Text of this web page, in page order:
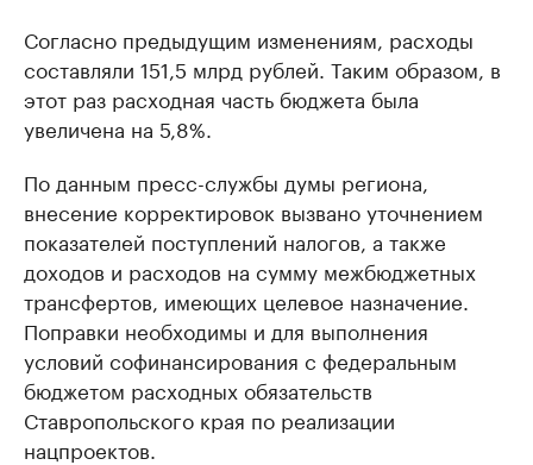
Согласно предыдущим изменениям, расходы
составляли 151,5 млрд рублей. Таким образом, в
этот раз расходная часть бюджета была
увеличена на 5,8%.
По данным пресс-службы думы региона,
внесение корректировок вызвано уточнением
показателей поступлений налогов, а также
доходов и расходов на сумму межбюджетных
трансфертов, имеющих целевое назначение.
Поправки необходимы и для выполнения
условий софинансирования с федеральным
бюджетом расходных обязательств
Ставропольского края по реализации
нацпроектов.